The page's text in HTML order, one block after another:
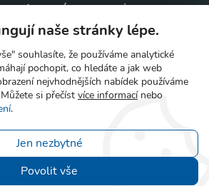
naše stránky lépe.
souhlasíte, že používáme analytické
pochopit, co hledáte a jak web
nejvhodnějších nabídek používáme
si přečíst více informacínebo
.
Jen nezbytné
Povolit vše
práce a au-pairagentury v
jednoduchý přehled agentur,
agentury.cz - prověřené